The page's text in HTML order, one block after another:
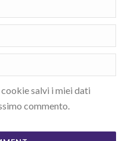
salvi i miei dati
commento.